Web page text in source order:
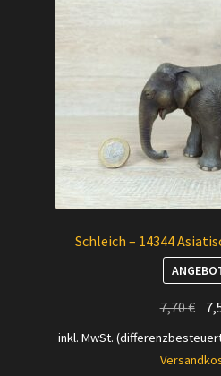
Schleich – 14344
7,70€
inkl. MwSt.